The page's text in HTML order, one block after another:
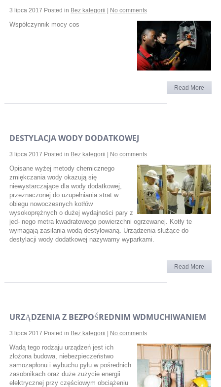
3 lipca 2017 Posted in Bez kategorii No comments
Współczynnik mocy cos
Read More
DESTYLACJA WODY DODATKOWEJ
3 lipca 2017 Posted in Bez kategorii No comments
Opisane wyżej metody chemicznego
zmiękczania wody okazują się
niewystarczające dla wody dodatkowej,
przeznaczonej do uzupełniania strat w
obiegu nowoczesnych kotłów
wysokoprężnych o dużej wydajności pary z
jed- nego metra kwadratowego powierzchni ogrzewanej. Kotły te
wymagają zasilania wodą destylowaną. Urządzenia służące do
destylacji wody dodatkowej nazywamy wyparkami.
Read More
URZĄDZENIA Z BEZPOŚREDNIM WDMUCHIWANIEM
3 lipca 2017 Posted in Bez kategorii No comments
Wadą tego rodzaju urządzeń jest ich
złożona budowa, niebezpieczeństwo
samozapłonu i wybuchu pyłu w pośrednich
zasobnikach oraz duże zużycie energii
elektrycznej przy częściowym obciążeniu